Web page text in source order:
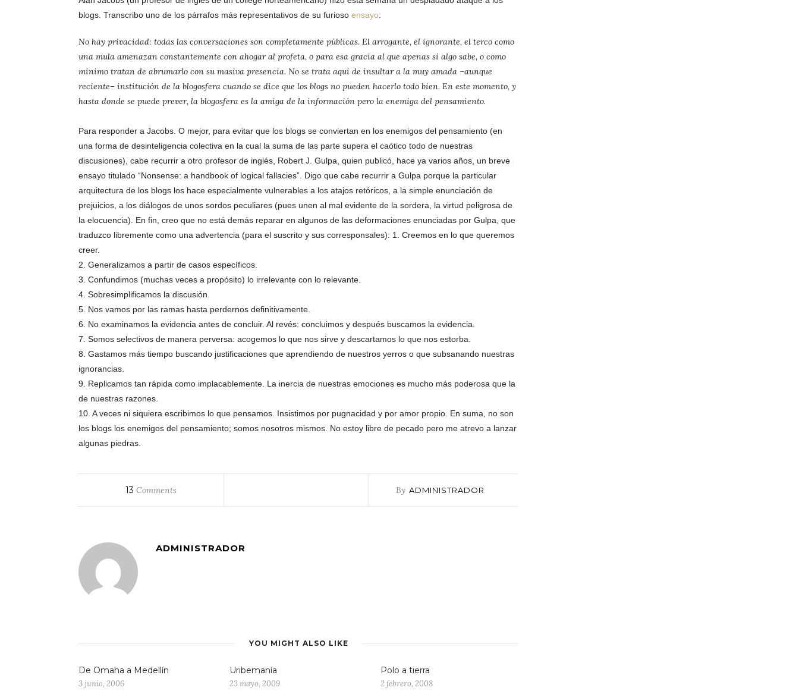
blogs. Transcribo uno de los párrafos más representativos de su furioso ensayo:
No hay privacidad: todas las conversaciones son completamente públicas. El arrogante, el ignorante, el terco como
una mula amenazan constantemente con ahogar al profeta, o para esa gracia al que apenas si algo sabe, o como
mínimo tratan de abrumarlo con su masiva presencia. No se trata aquí de insultar a la muy amada –aunque
reciente– institución de la blogosfera cuando se dice que los blogs no pueden hacerlo todo bien. En este momento, y
hasta donde se puede prever, la blogosfera es la amiga de la información pero la enemiga del pensamiento.
Para responder a Jacobs. O mejor, para evitar que los blogs se conviertan en los enemigos del pensamiento (en
una forma de desinteligencia colectiva en la cual la suma de las parte supera el caótico todo de nuestras
discusiones), cabe recurrir a otro profesor de inglés, Robert J. Gulpa, quien publicó, hace ya varios años, un breve
ensayo titulado “Nonsense: a handbook of logical fallacies”. Digo que cabe recurrir a Gulpa porque la particular
arquitectura de los blogs los hace especialmente vulnerables a los atajos retóricos, a la simple enunciación de
prejuicios, a los diálogos de unos sordos peculiares (pues unen al mal evidente de la sordera, la virtud peligrosa de
la elocuencia). En fin, creo que no está demás reparar en algunos de las deformaciones enunciadas por Gulpa, que
traduzco libremente como una advertencia (para el suscrito y sus corresponsales): 1. Creemos en lo que queremos
creer.
2. Generalizamos a partir de casos específicos.
3. Confundimos (muchas veces a propósito) lo irrelevante con lo relevante.
4. Sobresimplificamos la discusión.
5. Nos vamos por las ramas hasta perdernos definitivamente.
6. No examinamos la evidencia antes de concluir. Al revés: concluimos y después buscamos la evidencia.
7. Somos selectivos de manera perversa: acogemos lo que nos sirve y descartamos lo que nos estorba.
8. Gastamos más tiempo buscando justificaciones que aprendiendo de nuestros yerros o que subsanando nuestras
ignorancias.
9. Replicamos tan rápida como implacablemente. La inercia de nuestras emociones es mucho más poderosa que la
de nuestras razones.
10. A veces ni siquiera escribimos lo que pensamos. Insistimos por pugnacidad y por amor propio. En suma, no son
los blogs los enemigos del pensamiento; somos nosotros mismos. No estoy libre de pecado pero me atrevo a lanzar
algunas piedras.
13 Comments By ADMINISTRADOR
ADMINISTRADOR
YOU MIGHT ALSO LIKE
De Omaha a Medellín
3 junio, 2006
Uribemanía
23 mayo, 2009
Polo a tierra
2 febrero, 2008